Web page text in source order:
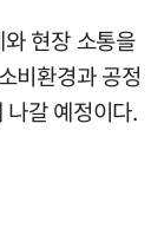
현장 소통을
비환경과 공정
갈 예정이다.